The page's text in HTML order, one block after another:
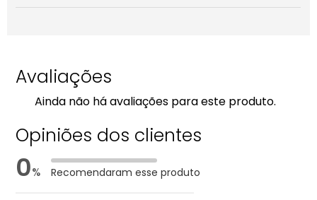
Avaliações
Ainda não há avaliações para este produto.
Opiniões dos clientes
0% Recomendaram esse produto